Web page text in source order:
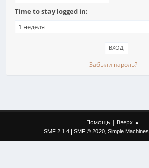
Time to stay logged in:
Забыли пароль?
Помощь | Вверх ▲
SMF 2.1.4 SMF © 2020, Simple Machines